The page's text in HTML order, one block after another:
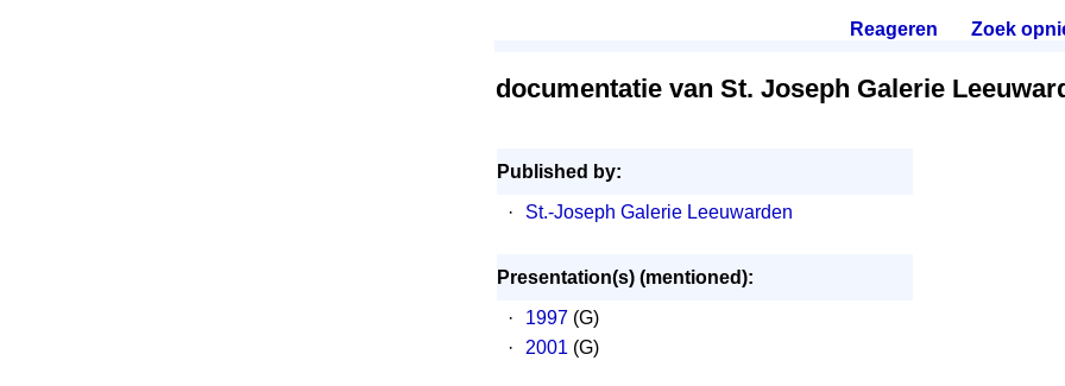
Reageren Zoek
documentatie van St. Joseph Galerie
Published by:
·
St.-Joseph Galerie Leeuwarden
Presentation(s) (mentioned):
·
1997 (G)
·
2001 (G)